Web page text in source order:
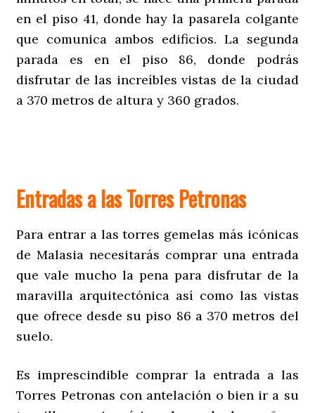
en el piso 41, donde hay la pasarela colgante
que comunica ambos edificios. La segunda
parada es en el piso 86, donde podrás
disfrutar de las increíbles vistas de la ciudad
a 370 metros de altura y 360 grados.
Entradas a las Torres Petronas
Para entrar a las torres gemelas más icónicas
de Malasia necesitarás comprar una entrada
que vale mucho la pena para disfrutar de la
maravilla arquitectónica así como las vistas
que ofrece desde su piso 86 a 370 metros del
suelo.
Es imprescindible comprar la entrada a las
Torres Petronas con antelación o bien ir a su